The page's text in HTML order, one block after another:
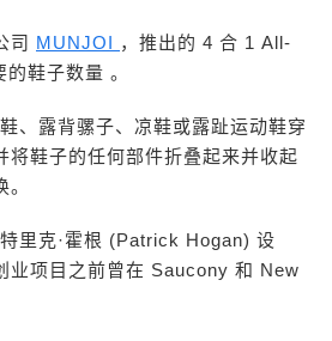
司 MUNJOI ，推出的 4 合 1 All-
鞋子数量 。
、露背骡子、凉鞋或露趾运动鞋穿
将鞋子的任何部件折叠起来并收起
里克·霍根 (Patrick Hogan) 设
业项目之前曾在 Saucony 和 New